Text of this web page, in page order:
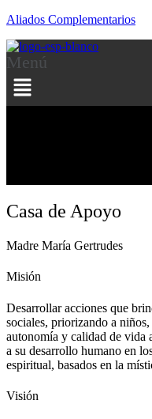
Aliados Complementarios
Menú
Casa de Apoyo
Madre María Gertrudes
Misión
Desarrollar acciones que
sociales, priorizando a
autonomía y calidad de vida
a su desarrollo humano en
espiritual, basados en la
Visión